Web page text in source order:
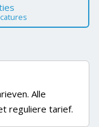
Alle
reguliere tarief.